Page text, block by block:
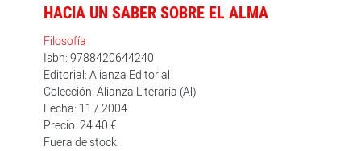
HACIA UN SABER SOBRE EL ALMA
Filosofía
Isbn: 9788420644240
Editorial: Alianza Editorial
Colección: Alianza Literaria (Al)
Fecha: 11 / 2004
Precio: 24.40 €
Fuera de stock